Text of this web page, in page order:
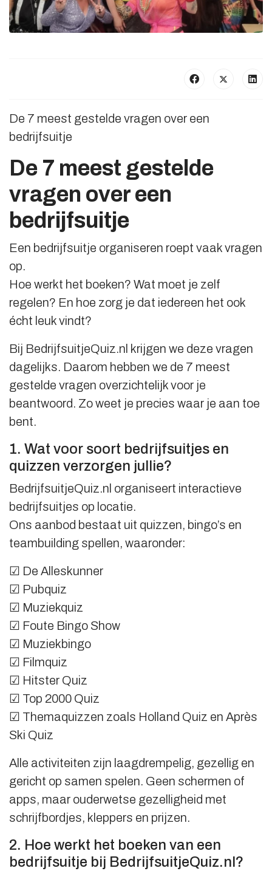
De 7 meest gestelde vragen over een
bedrijfsuitje
De 7 meest gestelde
vragen over een
bedrijfsuitje
Een bedrijfsuitje organiseren roept vaak vragen
op.
Hoe werkt het boeken? Wat moet je zelf
regelen? En hoe zorg je dat iedereen het ook
écht leuk vindt?
Bij BedrijfsuitjeQuiz.nl krijgen we deze vragen
dagelijks. Daarom hebben we de 7 meest
gestelde vragen overzichtelijk voor je
beantwoord. Zo weet je precies waar je aan toe
bent.
1. Wat voor soort bedrijfsuitjes en
quizzen verzorgen jullie?
BedrijfsuitjeQuiz.nl organiseert interactieve
bedrijfsuitjes op locatie.
Ons aanbod bestaat uit quizzen, bingo’s en
teambuilding spellen, waaronder:
☑ De Alleskunner
☑ Pubquiz
☑ Muziekquiz
☑ Foute Bingo Show
☑ Muziekbingo
☑ Filmquiz
☑ Hitster Quiz
☑ Top 2000 Quiz
☑ Themaquizzen zoals Holland Quiz en Après
Ski Quiz
Alle activiteiten zijn laagdrempelig, gezellig en
gericht op samen spelen. Geen schermen of
apps, maar ouderwetse gezelligheid met
schrijfbordjes, kleppers en prijzen.
2. Hoe werkt het boeken van een
bedrijfsuitje bij BedrijfsuitjeQuiz.nl?